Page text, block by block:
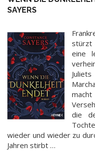
SAYERS
stürzt
eine
die
wieder und wieder zu
Jahren stirbt …